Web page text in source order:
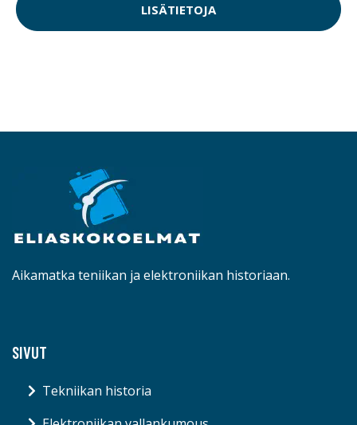
LISÄTIETOJA
Aikamatka teniikan ja elektroniikan historiaan.
SIVUT
Tekniikan historia